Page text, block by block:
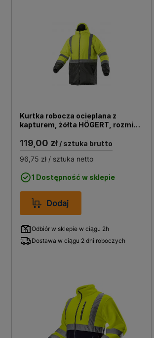
Kurtka robocza ocieplana z
kapturem, żółta HÖGERT, rozmiar:
119,00 zł/ sztuka brutto
96,75 zł/ sztuka netto
1 Dostępność w sklepie
Dodaj
Odbiór w sklepie w ciągu 2h
Dostawa w ciągu 2 dni roboczych